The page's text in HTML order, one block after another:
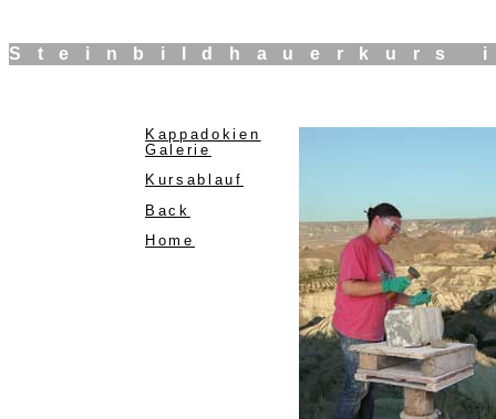
Steinbildhauerkurs
Kappadokien
Galerie
Kursablauf
Back
Home